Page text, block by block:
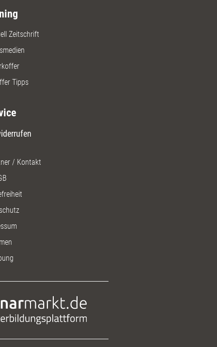
Zeitschrift
Tipps
/ Kontakt